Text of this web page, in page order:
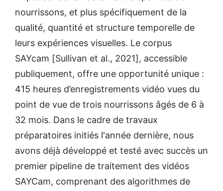
nourrissons, et plus spécifiquement de la
qualité, quantité et structure temporelle de
leurs expériences visuelles. Le corpus
SAYcam [Sullivan et al., 2021], accessible
publiquement, offre une opportunité unique :
415 heures d’enregistrements vidéo vues du
point de vue de trois nourrissons âgés de 6 à
32 mois. Dans le cadre de travaux
préparatoires initiés l'année dernière, nous
avons déjà développé et testé avec succès un
premier pipeline de traitement des vidéos
SAYCam, comprenant des algorithmes de